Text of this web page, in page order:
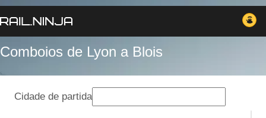
Comboios de Lyon a Blois
Cidade de partida